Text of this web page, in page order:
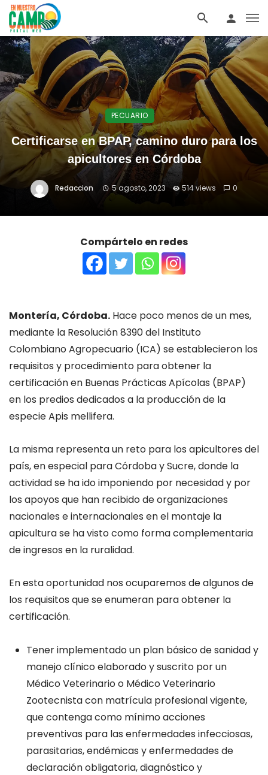
PECUARIO
Certificarse en BPAP, camino duro para los
apicultores en Córdoba
Redaccion 5 agosto, 2023 514 views 0
Compártelo en redes
Montería, Córdoba. Hace poco menos de un mes,
mediante la Resolución 8390 del Instituto
Colombiano Agropecuario (ICA) se establecieron los
requisitos y procedimiento para obtener la
certificación en Buenas Prácticas Apícolas (BPAP)
en los predios dedicados a la producción de la
especie Apis mellifera.
La misma representa un reto para los apicultores del
país, en especial para Córdoba y Sucre, donde la
actividad se ha ido imponiendo por necesidad y por
los apoyos que han recibido de organizaciones
nacionales e internacionales en el montaje la
apicultura se ha visto como forma complementaria
de ingresos en la ruralidad.
En esta oportunidad nos ocuparemos de algunos de
los requisitos que se enumeran para obtener la
certificación.
Tener implementado un plan básico de sanidad y
manejo clínico elaborado y suscrito por un
Médico Veterinario o Médico Veterinario
Zootecnista con matrícula profesional vigente,
que contenga como mínimo acciones
preventivas para las enfermedades infecciosas,
parasitarias, endémicas y enfermedades de
declaración obligatoria, diagnóstico y